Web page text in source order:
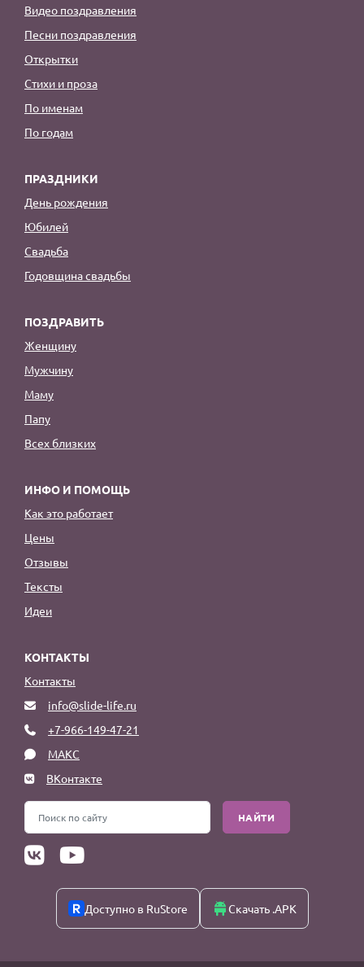
Видео поздравления
Песни поздравления
Открытки
Стихи и проза
По именам
По годам
ПРАЗДНИКИ
День рождения
Юбилей
Свадьба
Годовщина свадьбы
ПОЗДРАВИТЬ
Женщину
Мужчину
Маму
Папу
Всех близких
ИНФО И ПОМОЩЬ
Как это работает
Цены
Отзывы
Тексты
Идеи
КОНТАКТЫ
Контакты
info@slide-life.ru
+7-966-149-47-21
МАКС
ВКонтакте
НАЙТИ
Доступно в RuStore Скачать .APK